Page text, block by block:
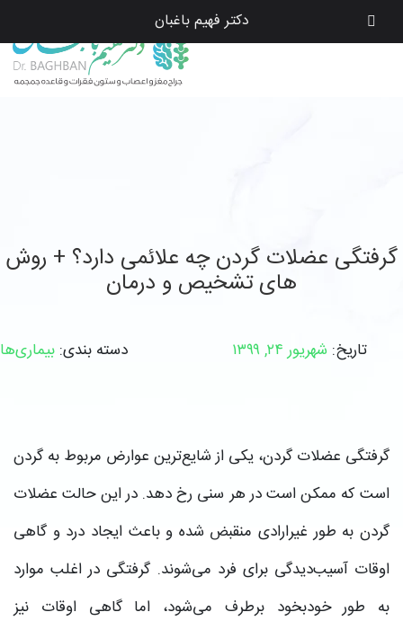
دکتر فهیم باغبان
گرفتگی عضلات گردن چه علائمی دارد؟ + روش
های تشخیص و درمان
تاریخ: شهریور ۲۴, ۱۳۹۹ دسته بندی: بیماری‌ها
گرفتگی عضلات گردن، یکی از شایع‌ترین عوارض مربوط به گردن
است که ممکن است در هر سنی رخ دهد. در این حالت عضلات
گردن به طور غیرارادی منقبض شده و باعث ایجاد درد و گاهی
اوقات آسیب‌دیدگی برای فرد می‌شوند. گرفتگی در اغلب موارد
به طور خودبخود برطرف می‌شود، اما گاهی اوقات نیز